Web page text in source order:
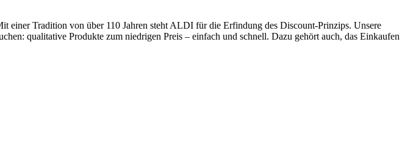
Tradition von über 110 Jahren steht ALDI für die Erfindung des Discount-Prinzips. Unsere
qualitative Produkte zum niedrigen Preis – einfach und schnell. Dazu gehört auch, das Einkaufen